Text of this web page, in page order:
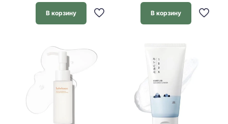
В корзину В корзину